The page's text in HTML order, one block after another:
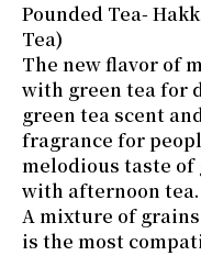
Pounded Tea-
Tea)
The new flavor of
with green tea for
green tea scent
fragrance for
melodious taste of
with afternoon tea.
A mixture of
is the most